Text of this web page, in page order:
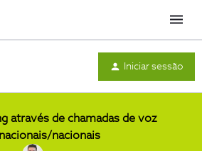
Menu
Iniciar sessão
através de chamadas de voz
nacionais